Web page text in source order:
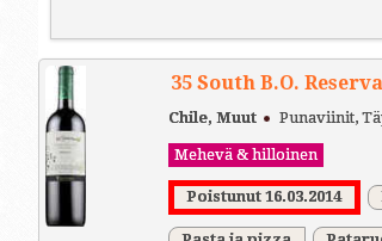
35 South B.O.
Chile, Muut Punaviinit,
Mehevä & hilloinen
Poistunut 16.03.2014